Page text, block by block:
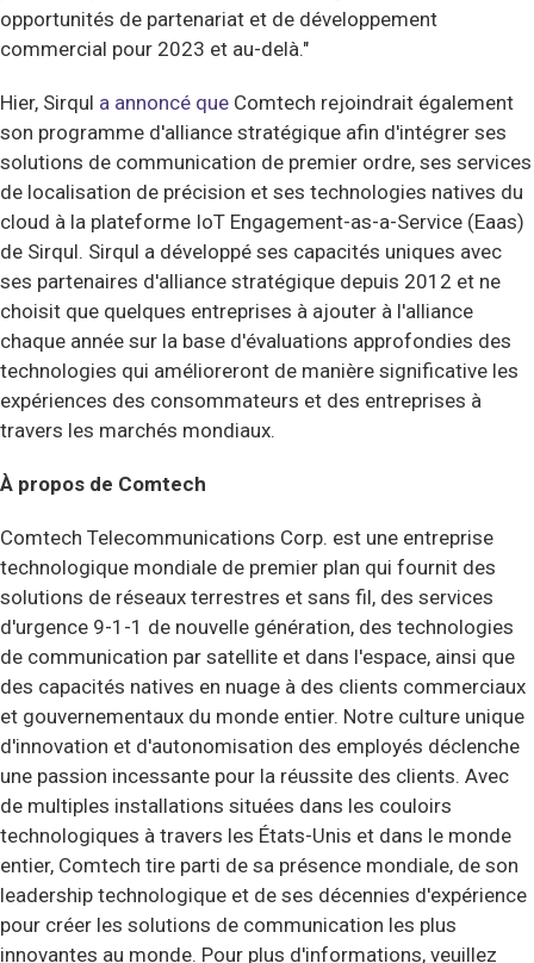
opportunités de partenariat et de développement
commercial pour 2023 et au-delà."
Hier, Sirqul a annoncé que Comtech rejoindrait également
son programme d'alliance stratégique afin d'intégrer ses
solutions de communication de premier ordre, ses services
de localisation de précision et ses technologies natives du
cloud à la plateforme IoT Engagement-as-a-Service (Eaas)
de Sirqul. Sirqul a développé ses capacités uniques avec
ses partenaires d'alliance stratégique depuis 2012 et ne
choisit que quelques entreprises à ajouter à l'alliance
chaque année sur la base d'évaluations approfondies des
technologies qui amélioreront de manière significative les
expériences des consommateurs et des entreprises à
travers les marchés mondiaux.
À propos de Comtech
Comtech Telecommunications Corp. est une entreprise
technologique mondiale de premier plan qui fournit des
solutions de réseaux terrestres et sans fil, des services
d'urgence 9-1-1 de nouvelle génération, des technologies
de communication par satellite et dans l'espace, ainsi que
des capacités natives en nuage à des clients commerciaux
et gouvernementaux du monde entier. Notre culture unique
d'innovation et d'autonomisation des employés déclenche
une passion incessante pour la réussite des clients. Avec
de multiples installations situées dans les couloirs
technologiques à travers les États-Unis et dans le monde
entier, Comtech tire parti de sa présence mondiale, de son
leadership technologique et de ses décennies d'expérience
pour créer les solutions de communication les plus
innovantes au monde. Pour plus d'informations, veuillez